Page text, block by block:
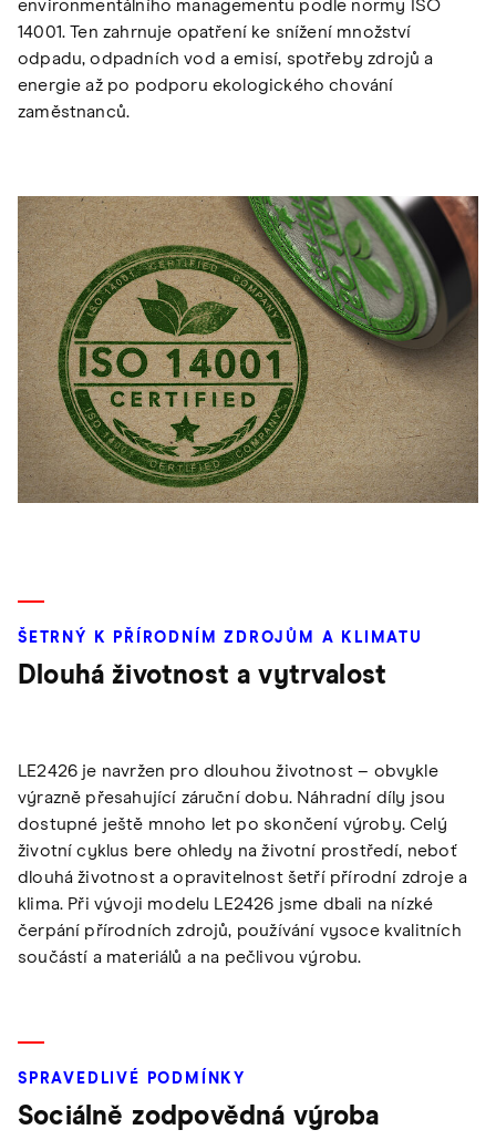
environmentálního managementu podle normy ISO
14001. Ten zahrnuje opatření ke snížení množství
odpadu, odpadních vod a emisí, spotřeby zdrojů a
energie až po podporu ekologického chování
zaměstnanců.
ŠETRNÝ K PŘÍRODNÍM ZDROJŮM A KLIMATU
Dlouhá životnost a vytrvalost
LE2426 je navržen pro dlouhou životnost – obvykle
výrazně přesahující záruční dobu. Náhradní díly jsou
dostupné ještě mnoho let po skončení výroby. Celý
životní cyklus bere ohledy na životní prostředí, neboť
dlouhá životnost a opravitelnost šetří přírodní zdroje a
klima. Při vývoji modelu LE2426 jsme dbali na nízké
čerpání přírodních zdrojů, používání vysoce kvalitních
součástí a materiálů a na pečlivou výrobu.
SPRAVEDLIVÉ PODMÍNKY
Sociálně zodpovědná výroba